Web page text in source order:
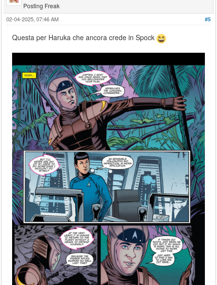
Posting Freak
#5
02-04-2025, 07:46 AM
Questa per Haruka che ancora crede in Spock